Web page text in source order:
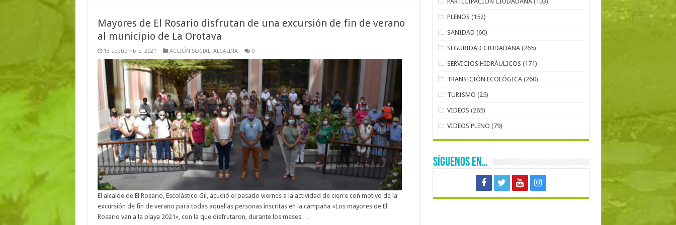
Mayores de El Rosario disfrutan de una excursión de fin de verano
al municipio de La Orotava
13 septiembre, 2021 ACCIÓN SOCIAL, ALCALDÍA 0
El alcalde de El Rosario, Escolástico Gil, acudió el pasado viernes a la actividad de cierre con motivo de la
excursión de fin de verano para todas aquellas personas inscritas en la campaña «Los mayores de El
Rosario van a la playa 2021», con la que disfrutaron, durante los meses …
PLENOS (152)
SANIDAD (60)
SEGURIDAD CIUDADANA (265)
SERVICIOS HIDRÁULICOS (171)
TRANSICIÓN ECOLÓGICA (260)
TURISMO (25)
VIDEOS (265)
VIDEOS PLENO (79)
SÍGUENOS EN…